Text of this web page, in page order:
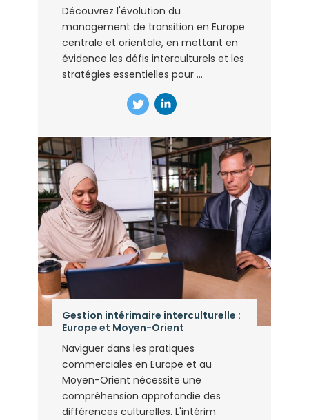
Découvrez l'évolution du
management de transition en Europe
centrale et orientale, en mettant en
évidence les défis interculturels et les
stratégies essentielles pour ...
Gestion intérimaire interculturelle :
Europe et Moyen-Orient
Naviguer dans les pratiques
commerciales en Europe et au
Moyen-Orient nécessite une
compréhension approfondie des
différences culturelles. L'intérim